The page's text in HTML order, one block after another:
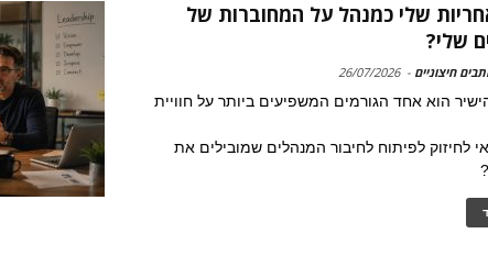
שלי כמנהל על המחוברות של
שלי?
חיצוניים -
26/07/2026
הוא אחד הגורמים המשפיעים ביותר על חוויית
לחיזוק לפיתוח לחיבור המנהלים שמובילים את